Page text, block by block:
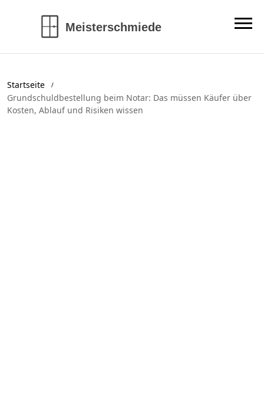
Startseite
Grundschuldbestellung beim Notar: Das müssen Käufer über
Kosten, Ablauf und Risiken wissen